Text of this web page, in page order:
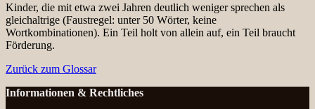
Kinder, die mit etwa zwei Jahren deutlich weniger sprechen als
gleichaltrige (Faustregel: unter 50 Wörter, keine
Wortkombinationen). Ein Teil holt von allein auf, ein Teil braucht
Förderung.
Zurück zum Glossar
Informationen & Rechtliches